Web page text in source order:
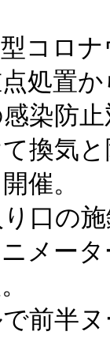
コロ
処置
染防
換気
催。
口の施
メー
前半